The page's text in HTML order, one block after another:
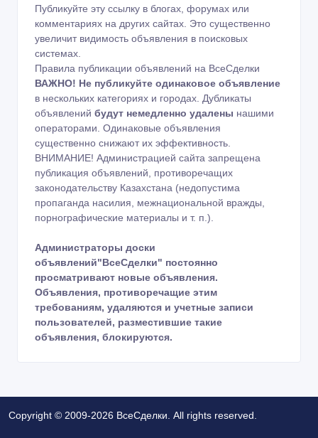
Публикуйте эту ссылку в блогах, форумах или
комментариях на других сайтах. Это существенно
увеличит видимость объявления в поисковых
системах.
Правила публикации объявлений на ВсеСделки
ВАЖНО! Не публикуйте одинаковое объявление
в нескольких категориях и городах. Дубликаты
объявлений будут немедленно удалены нашими
операторами. Одинаковые объявления
существенно снижают их эффективность.
ВНИМАНИЕ! Администрацией сайта запрещена
публикация объявлений, противоречащих
законодательству Казахстана (недопустима
пропаганда насилия, межнациональной вражды,
порнографические материалы и т. п.).
Администраторы доски
объявлений"ВсеСделки" постоянно
просматривают новые объявления.
Объявления, противоречащие этим
требованиям, удаляются и учетные записи
пользователей, разместившие такие
объявления, блокируются.
Copyright © 2009-2026 ВсеСделки. All rights reserved.